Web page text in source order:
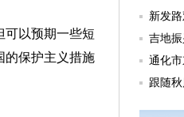
以预期一些短
的保护主义措施